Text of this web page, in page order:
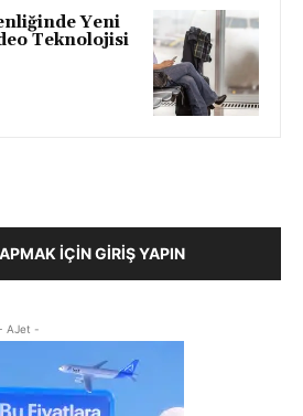
Yeni
Teknolojisi
İÇIN GIRIŞ YAPIN
AJet -